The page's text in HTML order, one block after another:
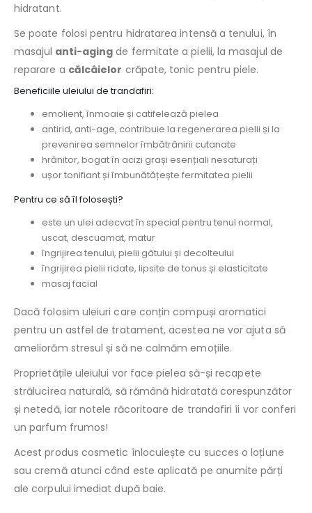
hidratant.
Se poate folosi pentru hidratarea intensă a tenului, în
masajul anti-aging de fermitate a pielii, la masajul de
reparare a călcâielor crăpate, tonic pentru piele.
Beneficiile uleiului de trandafiri:
emolient, înmoaie și catifelează pielea
antirid, anti-age, contribuie la regenerarea pielii și la
prevenirea semnelor îmbătrânirii cutanate
hrănitor, bogat în acizi grași esențiali nesaturați
ușor tonifiant și îmbunătățește fermitatea pielii
Pentru ce să îl folosești?
este un ulei adecvat în special pentru tenul normal,
uscat, descuamat, matur
îngrijirea tenului, pielii gâtului și decolteului
îngrijirea pielii ridate, lipsite de tonus și elasticitate
masaj facial
Dacă folosim uleiuri care conțin compuși aromatici
pentru un astfel de tratament, acestea ne vor ajuta să
ameliorăm stresul și să ne calmăm emoțiile.
Proprietățile uleiului vor face pielea să-și recapete
strălucirea naturală, să rămână hidratată corespunzător
și netedă, iar notele răcoritoare de trandafiri îi vor conferi
un parfum frumos!
Acest produs cosmetic înlocuiește cu succes o loțiune
sau cremă atunci când este aplicată pe anumite părți
ale corpului imediat după baie.